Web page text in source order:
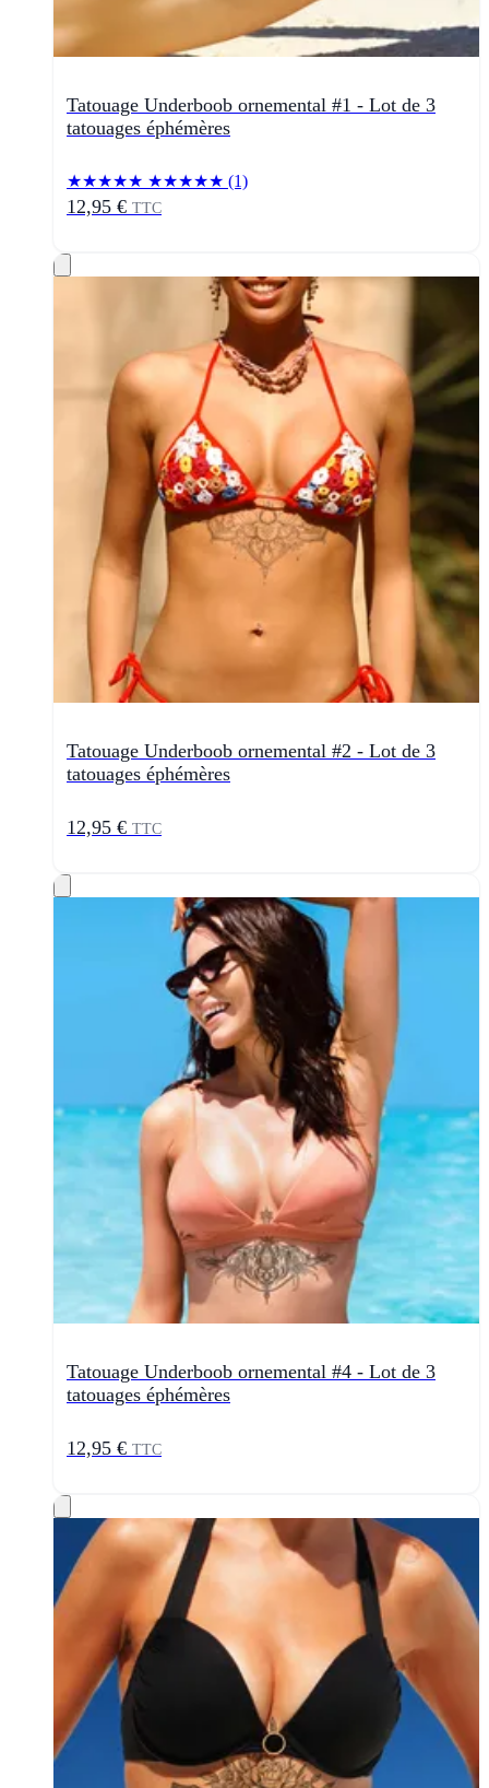
Tatouage Underboob ornemental #1 - Lot de 3
tatouages éphémères
★★★★★ ★★★★★ (1)
12,95 € TTC
Tatouage Underboob ornemental #2 - Lot de 3
tatouages éphémères
12,95 € TTC
Tatouage Underboob ornemental #4 - Lot de 3
tatouages éphémères
12,95 € TTC